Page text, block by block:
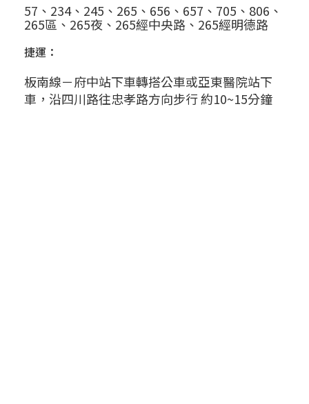
57、234、245、265、656、657、705、806、
265區、265夜、265經中央路、265經明德路
捷運：
板南線－府中站下車轉搭公車或亞東醫院站下
車，沿四川路往忠孝路方向步行 約10~15分鐘